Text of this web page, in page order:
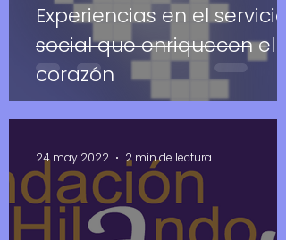
Experiencias en el servicio
social que enriquecen el
corazón
24 may 2022 2 min de lectura